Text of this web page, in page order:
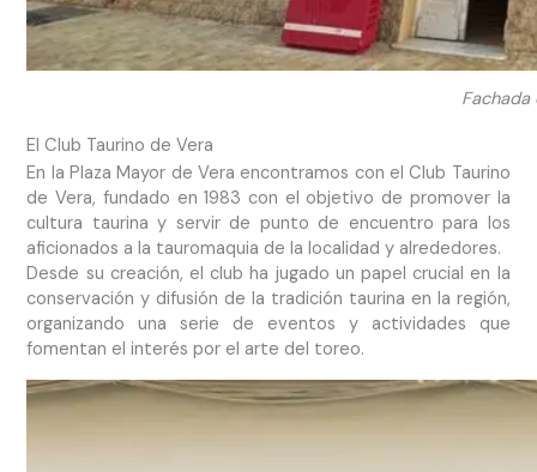
Fachada
El Club Taurino de Vera
En la Plaza Mayor de Vera encontramos con el Club Taurino
de Vera, fundado en 1983 con el objetivo de promover la
cultura taurina y servir de punto de encuentro para los
aficionados a la tauromaquia de la localidad y alrededores.
Desde su creación, el club ha jugado un papel crucial en la
conservación y difusión de la tradición taurina en la región,
organizando una serie de eventos y actividades que
fomentan el interés por el arte del toreo.